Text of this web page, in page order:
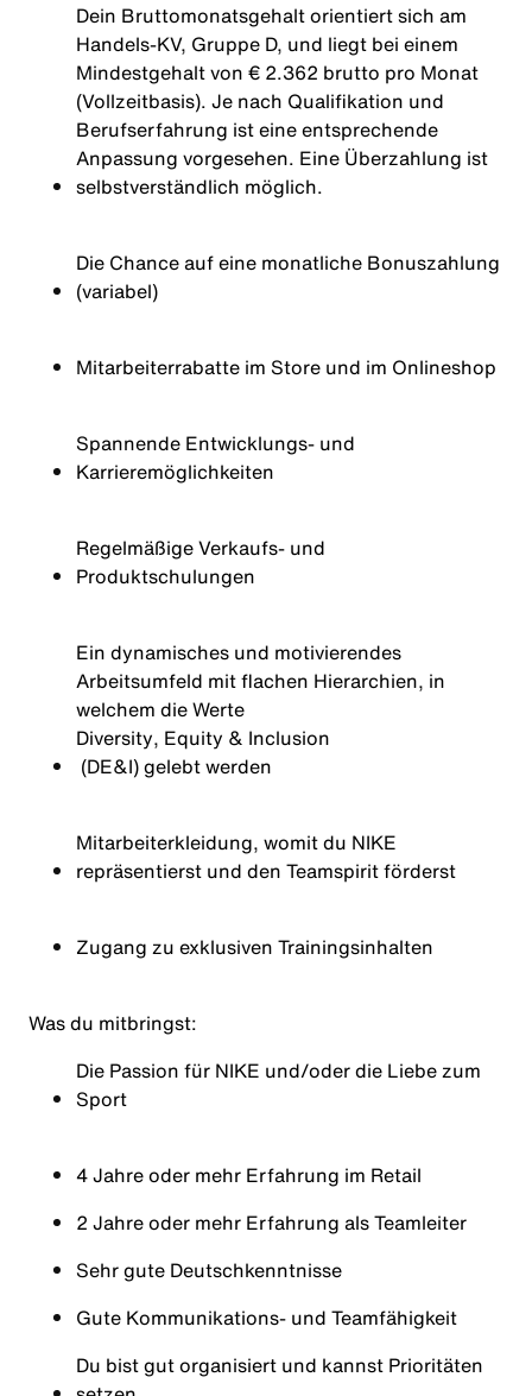
Dein Bruttomonatsgehalt orientiert sich am
Handels-KV, Gruppe D, und liegt bei einem
Mindestgehalt von € 2.362 brutto pro Monat
(Vollzeitbasis). Je nach Qualifikation und
Berufserfahrung ist eine entsprechende
Anpassung vorgesehen. Eine Überzahlung ist
selbstverständlich möglich.
Die Chance auf eine monatliche Bonuszahlung
(variabel)
Mitarbeiterrabatte im Store und im Onlineshop
Spannende Entwicklungs- und
Karrieremöglichkeiten
Regelmäßige Verkaufs- und
Produktschulungen
Ein dynamisches und motivierendes
Arbeitsumfeld mit flachen Hierarchien, in
welchem die Werte
Diversity, Equity & Inclusion
(DE&I) gelebt werden
Mitarbeiterkleidung, womit du NIKE
repräsentierst und den Teamspirit förderst
Zugang zu exklusiven Trainingsinhalten
Was du mitbringst:
Die Passion für NIKE und/oder die Liebe zum
Sport
4 Jahre oder mehr Erfahrung im Retail
2 Jahre oder mehr Erfahrung als Teamleiter
Sehr gute Deutschkenntnisse
Gute Kommunikations- und Teamfähigkeit
Du bist gut organisiert und kannst Prioritäten